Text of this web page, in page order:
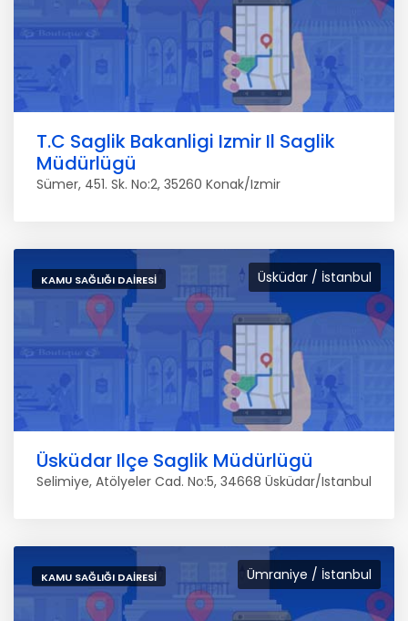
T.C Saglik Bakanligi Izmir Il Saglik
Müdürlügü
Sümer, 451. Sk. No:2, 35260 Konak/Izmir
Üsküdar / İstanbul
KAMU SAĞLIĞI DAIRESI
Üsküdar Ilçe Saglik Müdürlügü
Selimiye, Atölyeler Cad. No:5, 34668 Üsküdar/Istanbul
Ümraniye / İstanbul
KAMU SAĞLIĞI DAIRESI